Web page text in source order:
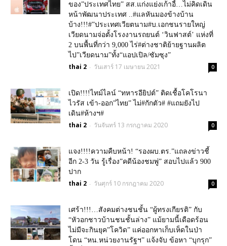
ของ”ประเทศไทย” สส.แก่งแย่งเก้าอี้…ไม่คิดเดิน
หน้าพัฒนาประเทศ ..#แลหันมองข้างบ้าน
บ้าง!!!#”ประเทศเวียตนาม#บ.เอกชนรายใหญ่
เวียดนามจ่อตั้งโรงงานรถยนต์ ‘วินฟาสต์’ แห่งที่
2 บนพื้นที่กว่า 9,000 ไร่#ต่างชาติย้ายฐานผลิต
ไป”เวียดนาม”ทั้ง“แอปเปิล/ซัมซุง”
thai 2 - วันเสาร์ 17 เมษายน 2021 0
เปิด!!!!ไทม์ไลน์ “ทหารอียิปต์” ติดเชื้อโคโรนา
ไวรัส เข้า-ออก”ไทย” ไม่#กักตัว# #แถมยังไป
เดิน#ห้างฯ#
thai 2 - วันจันทร์ 13 กรกฎาคม 2020 0
แจง!!!!ความคืบหน้า! “รองผบ.ตร.”แถลงข่าวชี้
อีก 2-3 วัน รู้เรื่อง”คดีน้องชมพู่” สอบไปแล้ว 900
ปาก
thai 2 - วันศุกร์ 10 กรกฎาคม 2020 0
เศร้า!!!…สังคมต่างชนชั้น “ผู้ทรงเกียรติ” กับ
“หัวอกชาวบ้านชนชั้นล่าง” แม้ยามนี้เดือดร้อน
ไม่มีจะกินยุค”โควิด” แค่ออกหาเก็บเห็ดในป่า
โดน “หน.หน่วยงานรัฐฯ” แจ้งจับ ข้อหา “บุกรุก”